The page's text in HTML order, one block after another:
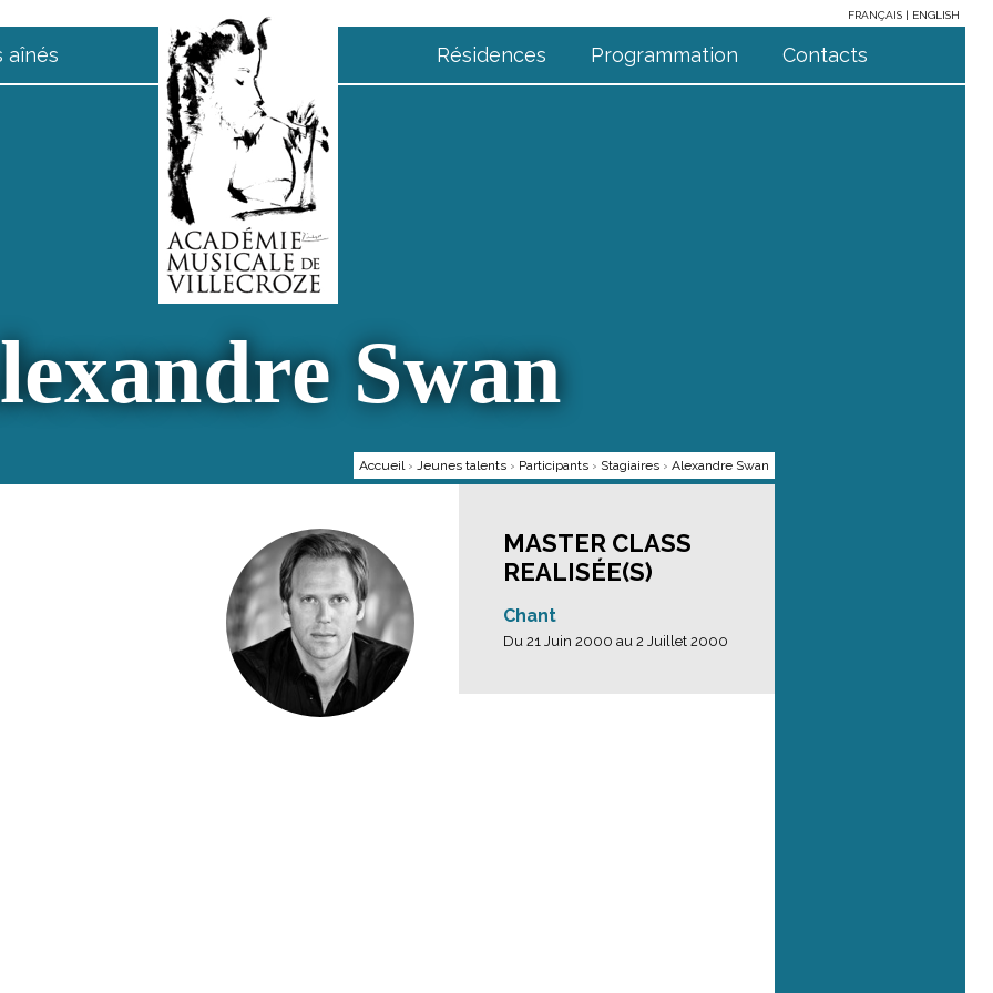
FRANÇAIS
ENGLISH
aînés Résidences Programmation Contacts
Swan
Accueil › Jeunes talents › Participants › Stagiaires › Alexandre Swan
MASTER CLASS
REALISÉE(S)
Chant
Du 21 Juin 2000 au 2 Juillet 2000